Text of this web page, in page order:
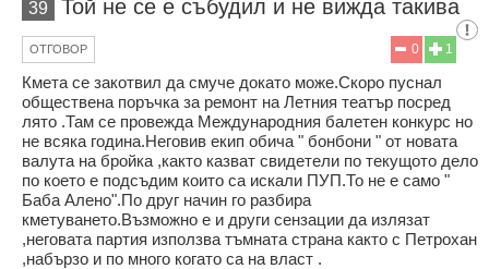
39 Той не се е събудил и не вижда такива
1
0
ОТГОВОР
Кмета се закотвил да смуче докато може.Скоро пуснал
обществена поръчка за ремонт на Летния театър посред
лято .Там се провежда Международния балетен конкурс но
не всяка година.Неговив екип обича " бонбони " от новата
валута на бройка ,както казват свидетели по текущото дело
по което е подсъдим които са искали ПУП.То не е само "
Баба Алено".По друг начин го разбира
кметуването.Възможно е и други сензации да излязат
,неговата партия използва тъмната страна както с Петрохан
,набързо и по много когато са на власт .